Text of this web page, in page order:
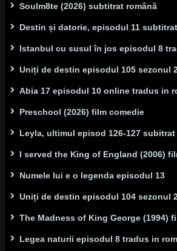
Soulm8te (2026) subtitrat română
Destin și datorie, episodul 11
Istanbul cu susul în jos episodul 8
Uniți de destin episodul 105 sezonul
Abia 17 episodul 10 online tradus in
Preschool (2026) film comedie
Leyla, ultimul episod 126-127
I served the King of England (2006)
Numele lui e o legenda episodul 13
Uniți de destin episodul 104 sezonul
The Madness of King George (1994)
Legea naturii episodul 8 tradus in